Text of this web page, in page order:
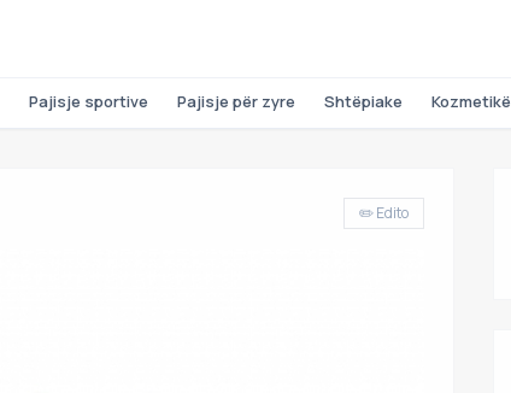
Pajisje sportive Pajisje për zyre Shtëpiake Kozmetikë
✏️ Edito